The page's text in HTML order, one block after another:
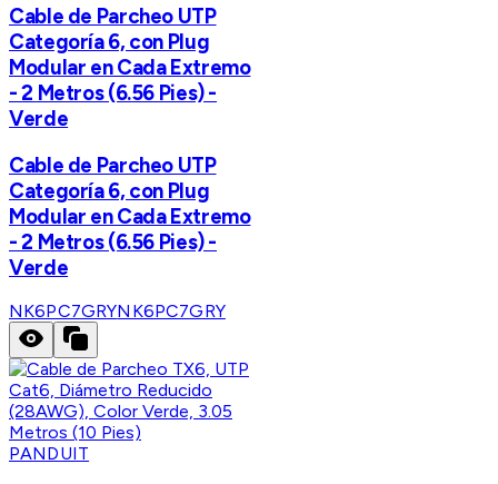
Cable de Parcheo UTP
Categoría 6, con Plug
Modular en Cada Extremo
- 2 Metros (6.56 Pies) -
Verde
Cable de Parcheo UTP
Categoría 6, con Plug
Modular en Cada Extremo
- 2 Metros (6.56 Pies) -
Verde
NK6PC7GRYNK6PC7GRY
PANDUIT